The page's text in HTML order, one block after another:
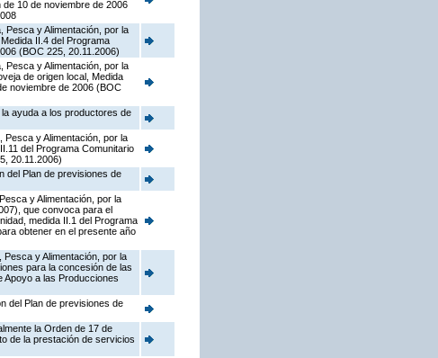
10 de noviembre de 2006
Pesca y Alimentación, por la
II.4 del Programa
(BOC 225, 20.11.2006)
Pesca y Alimentación, por la
de origen local, Medida
noviembre de 2006 (BOC
ayuda a los productores de
Pesca y Alimentación, por la
del Programa Comunitario
20.11.2006)
del Plan de previsiones de
y Alimentación, por la
que convoca para el
medida II.1 del Programa
obtener en el presente año
y Alimentación, por la
para la concesión de las
Apoyo a las Producciones
del Plan de previsiones de
la Orden de 17 de
de la prestación de servicios